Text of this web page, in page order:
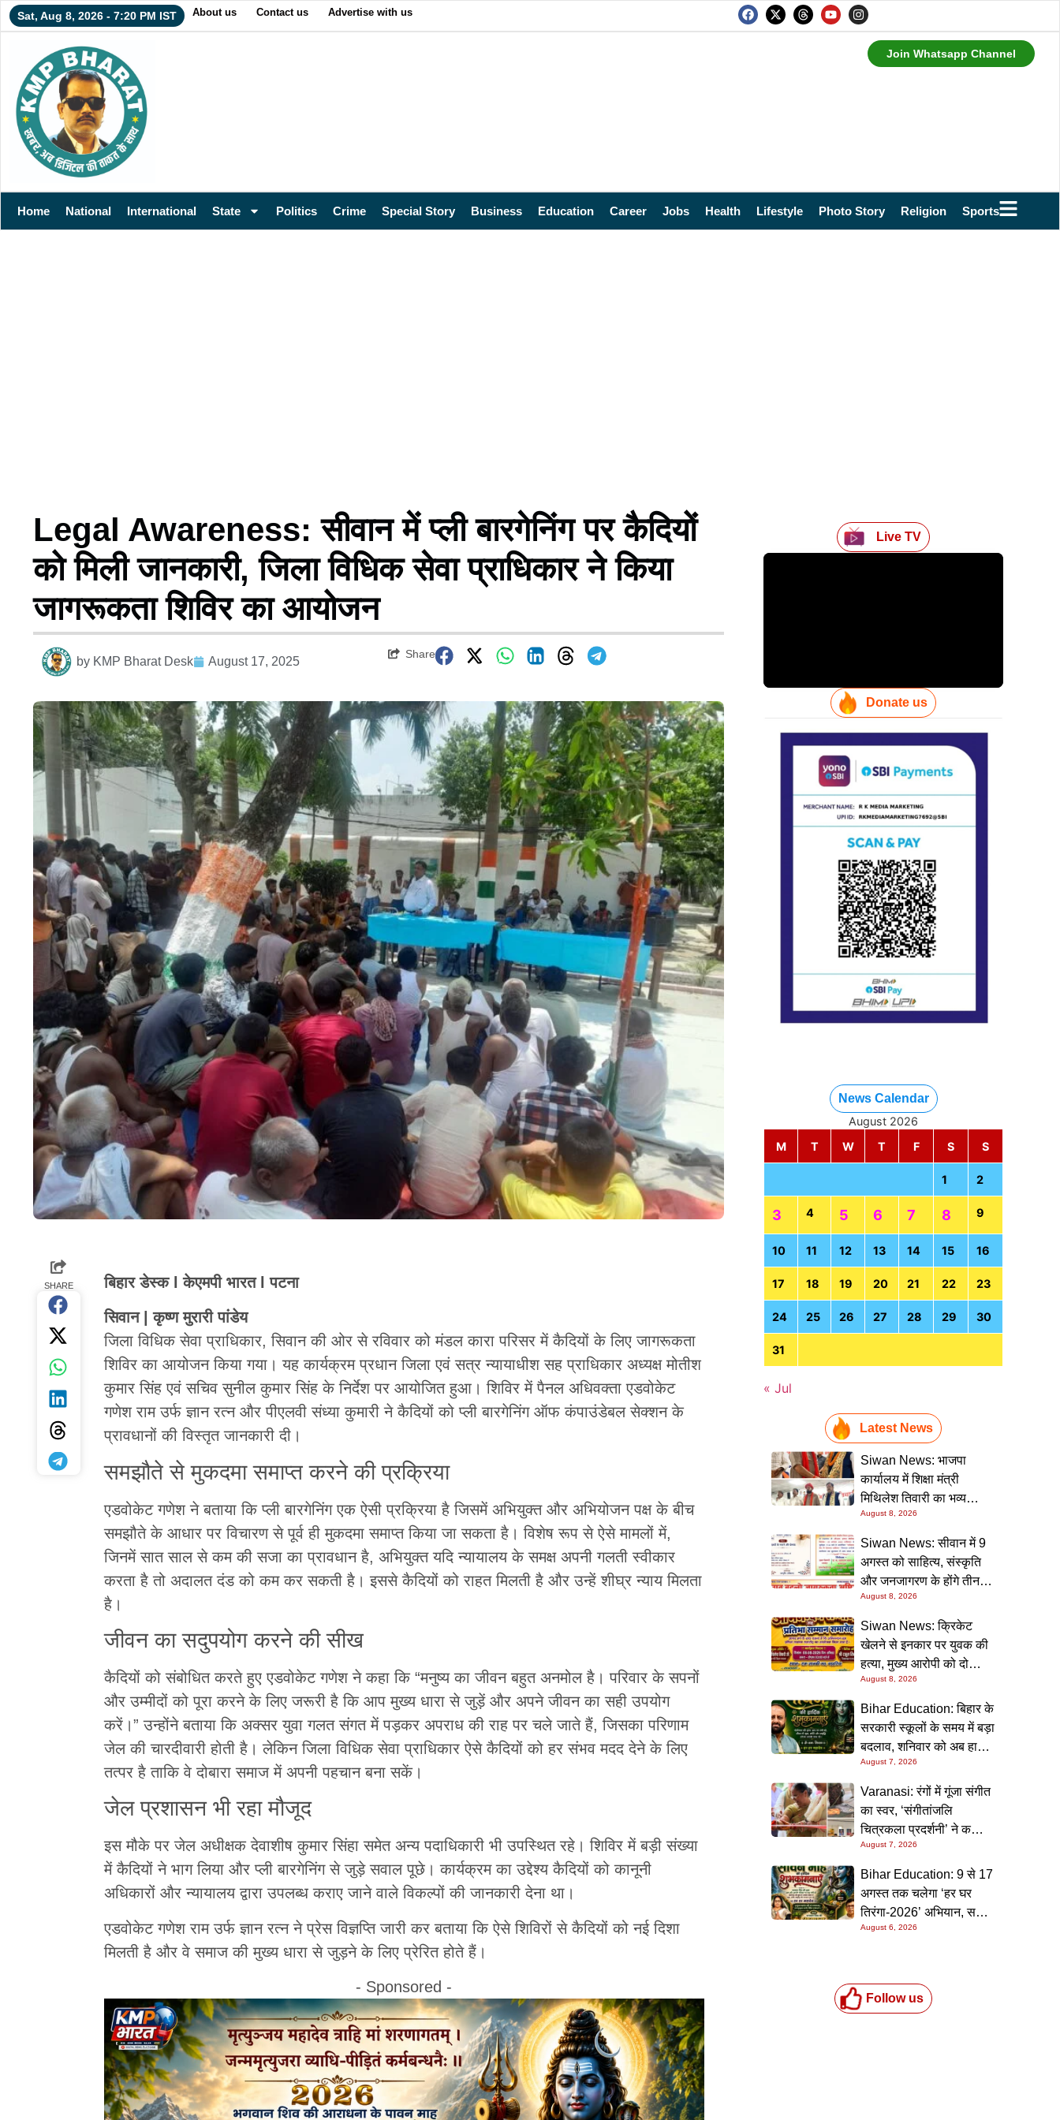
Sat, Aug 8, 2026 - 7:20 PM IST About us Contact us Advertise with us
Join Whatsapp Channel
Home National International State Politics Crime Special Story Business Education Career Jobs Health Lifestyle Photo Story Religion Sports
Legal Awareness: सीवान में प्ली बारगेनिंग पर कैदियों
को मिली जानकारी, जिला विधिक सेवा प्राधिकार ने किया
जागरूकता शिविर का आयोजन
by KMP Bharat Desk August 17, 2025
Share
SHARE बिहार डेस्क l केएमपी भारत l पटना
सिवान | कृष्ण मुरारी पांडेय
जिला विधिक सेवा प्राधिकार, सिवान की ओर से रविवार को मंडल कारा परिसर में कैदियों के लिए जागरूकता
शिविर का आयोजन किया गया। यह कार्यक्रम प्रधान जिला एवं सत्र न्यायाधीश सह प्राधिकार अध्यक्ष मोतीश
कुमार सिंह एवं सचिव सुनील कुमार सिंह के निर्देश पर आयोजित हुआ। शिविर में पैनल अधिवक्ता एडवोकेट
गणेश राम उर्फ ज्ञान रत्न और पीएलवी संध्या कुमारी ने कैदियों को प्ली बारगेनिंग ऑफ कंपाउंडेबल सेक्शन के
प्रावधानों की विस्तृत जानकारी दी।
समझौते से मुकदमा समाप्त करने की प्रक्रिया
एडवोकेट गणेश ने बताया कि प्ली बारगेनिंग एक ऐसी प्रक्रिया है जिसमें अभियुक्त और अभियोजन पक्ष के बीच
समझौते के आधार पर विचारण से पूर्व ही मुकदमा समाप्त किया जा सकता है। विशेष रूप से ऐसे मामलों में,
जिनमें सात साल से कम की सजा का प्रावधान है, अभियुक्त यदि न्यायालय के समक्ष अपनी गलती स्वीकार
करता है तो अदालत दंड को कम कर सकती है। इससे कैदियों को राहत मिलती है और उन्हें शीघ्र न्याय मिलता
है।
जीवन का सदुपयोग करने की सीख
कैदियों को संबोधित करते हुए एडवोकेट गणेश ने कहा कि “मनुष्य का जीवन बहुत अनमोल है। परिवार के सपनों
और उम्मीदों को पूरा करने के लिए जरूरी है कि आप मुख्य धारा से जुड़ें और अपने जीवन का सही उपयोग
करें।” उन्होंने बताया कि अक्सर युवा गलत संगत में पड़कर अपराध की राह पर चले जाते हैं, जिसका परिणाम
जेल की चारदीवारी होती है। लेकिन जिला विधिक सेवा प्राधिकार ऐसे कैदियों को हर संभव मदद देने के लिए
तत्पर है ताकि वे दोबारा समाज में अपनी पहचान बना सकें।
जेल प्रशासन भी रहा मौजूद
इस मौके पर जेल अधीक्षक देवाशीष कुमार सिंहा समेत अन्य पदाधिकारी भी उपस्थित रहे। शिविर में बड़ी संख्या
में कैदियों ने भाग लिया और प्ली बारगेनिंग से जुड़े सवाल पूछे। कार्यक्रम का उद्देश्य कैदियों को कानूनी
अधिकारों और न्यायालय द्वारा उपलब्ध कराए जाने वाले विकल्पों की जानकारी देना था।
एडवोकेट गणेश राम उर्फ ज्ञान रत्न ने प्रेस विज्ञप्ति जारी कर बताया कि ऐसे शिविरों से कैदियों को नई दिशा
मिलती है और वे समाज की मुख्य धारा से जुड़ने के लिए प्रेरित होते हैं।
- Sponsored -
Live TV
Donate us
News Calendar
August 2026
M
T W T F S S
1 2
3 4 5 6 7 8 9
10 11 12 13 14 15 16
17 18 19 20 21 22 23
24 25 26 27 28 29 30
31
« Jul
Latest News
Siwan News: भाजपा
कार्यालय में शिक्षा मंत्री
मिथिलेश तिवारी का भव्य
स्वागत, बोले- कार्यकर्ता ही
पार्टी की सबसे बड़ी ताकत
August 8, 2026
Siwan News: सीवान में 9
अगस्त को साहित्य, संस्कृति
और जनजागरण के होंगे तीन
बड़े आयोजन
August 8, 2026
Siwan News: क्रिकेट
खेलने से इनकार पर युवक की
हत्या, मुख्य आरोपी को दो
धाराओं में उम्रकैद
August 8, 2026
Bihar Education: बिहार के
सरकारी स्कूलों के समय में बड़ा
बदलाव, शनिवार को अब हाफ
डे रहेगा विद्यालय
August 7, 2026
Varanasi: रंगों में गूंजा संगीत
का स्वर, ‘संगीतांजलि
चित्रकला प्रदर्शनी’ ने कला
प्रेमियों को किया मंत्रमुग्ध
August 7, 2026
Bihar Education: 9 से 17
अगस्त तक चलेगा ‘हर घर
तिरंगा-2026’ अभियान, सभी
स्कूलों को दिए गए विस्तृत
August 6, 2026
Follow us